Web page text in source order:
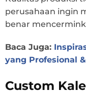
perusahaan ingin
benar
Baca Juga:
yang Profesional
Custom